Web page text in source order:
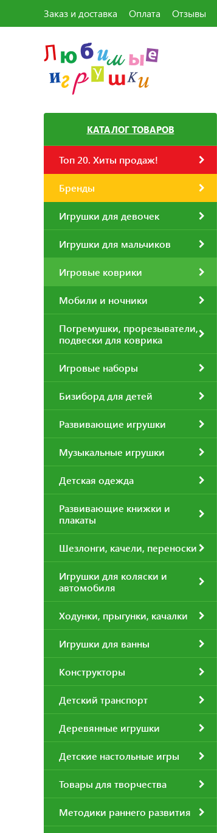
Заказ и доставка Оплата Отзывы
КАТАЛОГ ТОВАРОВ
Топ 20. Хиты продаж!
Бренды
Игрушки для девочек
Игрушки для мальчиков
Игровые коврики
Мобили и ночники
Погремушки, прорезыватели,
подвески для коврика
Игровые наборы
Бизиборд для детей
Развивающие игрушки
Музыкальные игрушки
Детская одежда
Развивающие книжки и
плакаты
Шезлонги, качели, переноски
Игрушки для коляски и
автомобиля
Ходунки, прыгунки, качалки
Игрушки для ванны
Конструкторы
Детский транспорт
Деревянные игрушки
Детские настольные игры
Товары для творчества
Методики раннего развития